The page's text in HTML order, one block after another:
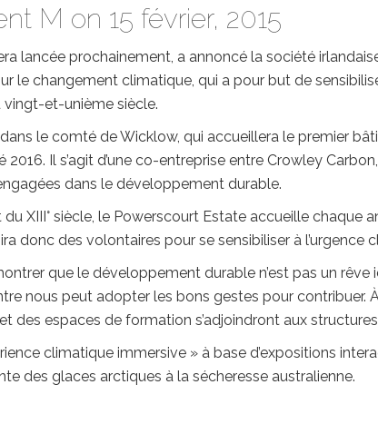
M on 15 février, 2015
lancée prochainement, a annoncé la société
le changement climatique, qui a pour but de
et-unième siècle.
dans le comté de Wicklow, qui accueillera le premier
2016. Il s’agit d’une co-entreprise entre Crowley
dans le développement durable.
XIII° siècle, le Powerscourt Estate accueille chaque
donc des volontaires pour se sensibiliser à l’urgence
que le développement durable n’est pas un rêve
nous peut adopter les bons gestes pour contribuer.
des espaces de formation s’adjoindront aux
climatique immersive » à base d’expositions
des glaces arctiques à la sécheresse australienne.